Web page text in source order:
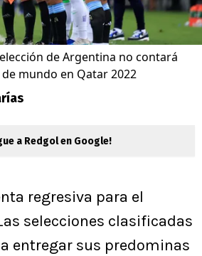
de Argentina no contará
mundo en Qatar 2022
a Redgol en Google!
regresiva para el
selecciones clasificadas
entregar sus predominas